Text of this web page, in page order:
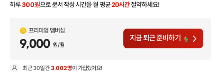
하루300원으로 문서 작성 시간을 월 평균20시간절약하세요!
프리미엄 멤버십
9,000 원/월
지금 퇴근 준비하기
최근30일간3,002명이 가입했어요!